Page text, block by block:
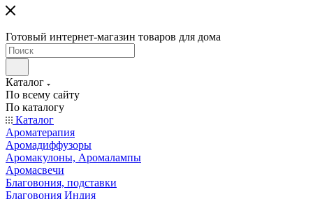
Готовый интернет-магазин товаров для дома
Каталог
По всему сайту
По каталогу
Каталог
Ароматерапия
Аромадиффузоры
Аромакулоны, Аромалампы
Аромасвечи
Благовония, подставки
Благовония Индия